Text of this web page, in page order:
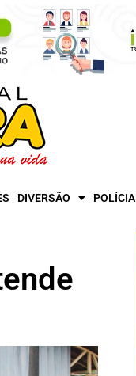
DIVERSÃO POLÍCIA